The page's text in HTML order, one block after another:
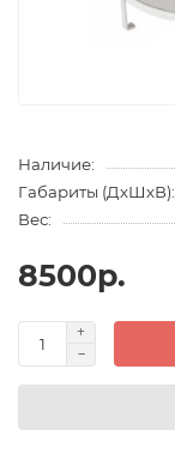
Наличие:
Габариты (ДхШхВ):
Вес:
8500р.